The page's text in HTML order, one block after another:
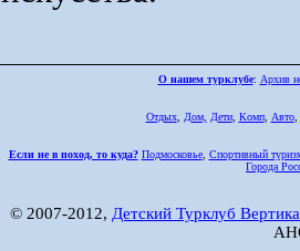
О нашем турклубе: Архив
Отдых, Дом, Дети, Комп, Авто,
Если не в поход, то куда? Подмосковье, Спортивный
Города
© 2007-2012, Детский Турклуб